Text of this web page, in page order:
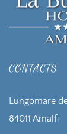
CONTACTS
Lungomare
84011 Amalfi